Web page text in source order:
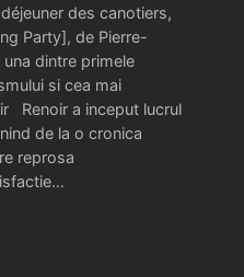
des canotiers,
Party], de Pierre-
dintre primele
si cea mai
Renoir a inceput lucrul
de la o cronica
reprosa